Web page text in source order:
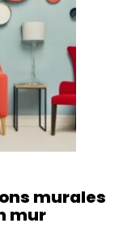
murales
mur